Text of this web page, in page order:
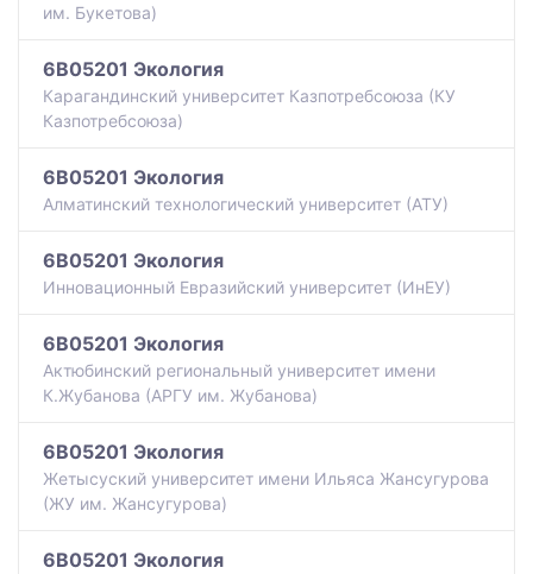
им. Букетова)
6B05201 Экология
Карагандинский университет Казпотребсоюза (КУ
Казпотребсоюза)
6B05201 Экология
Алматинский технологический университет (АТУ)
6B05201 Экология
Инновационный Евразийский университет (ИнЕУ)
6B05201 Экология
Актюбинский региональный университет имени
К.Жубанова (АРГУ им. Жубанова)
6B05201 Экология
Жетысуский университет имени Ильяса Жансугурова
(ЖУ им. Жансугурова)
6B05201 Экология